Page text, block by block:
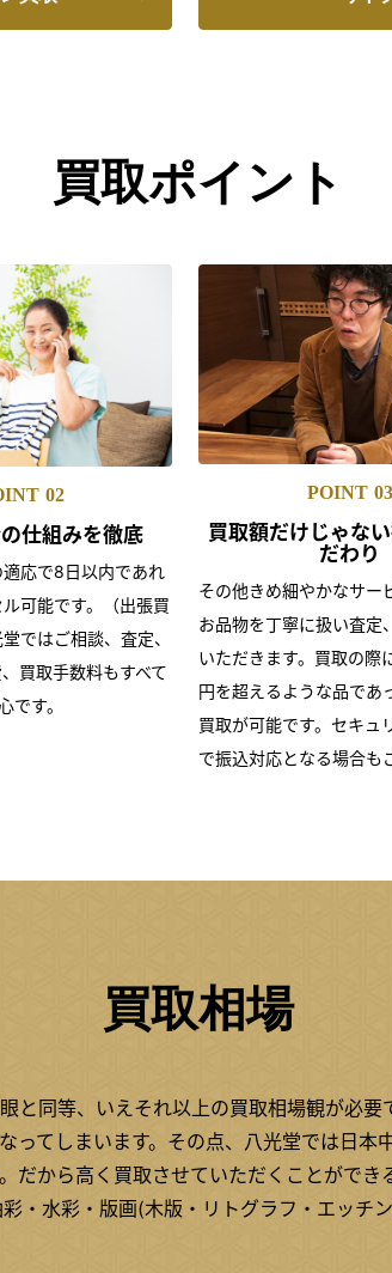
買取ポイント
02
仕組みを徹底
応で8日以内であれ
可能です。（出張買
ではご相談、査定、
買取手数料もすべて
です。
POINT 03
買取額だけじゃない
だわり
その他きめ細やかなサー
お品物を丁寧に扱い査定
いただきます。買取の際
円を超えるような品であ
買取が可能です。セキュ
で振込対応となる場合も
買取相場
と同等、いえそれ以上の買取相場観が必
ってしまいます。その点、八光堂では日
だから高く買取させていただくことがで
・水彩・版画(木版・リトグラフ・エッチ